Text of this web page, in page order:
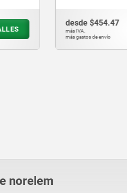
desde $454.47
más IVA.
más gastos de envío
norelem